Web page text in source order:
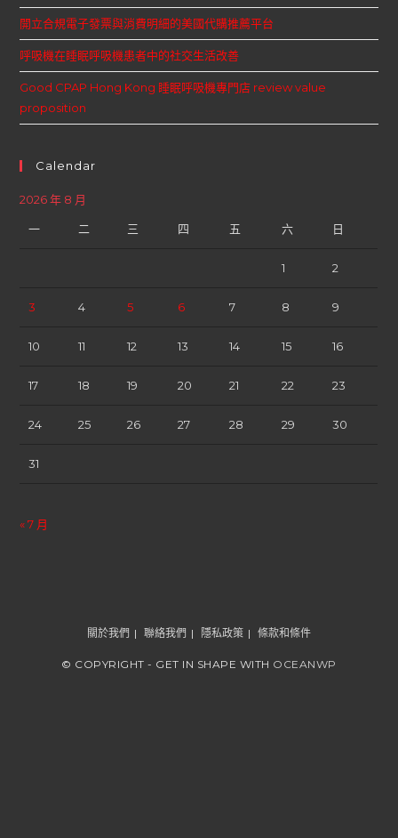
開立合規電子發票與消費明細的美國代購推薦平台
呼吸機在睡眠呼吸機患者中的社交生活改善
Good CPAP Hong Kong 睡眠呼吸機專門店 review value
proposition
Calendar
2026 年 8 月
一 二 三 四 五 六 日
1 2
3 4 5 6 7 8 9
10 11 12 13 14 15 16
17 18 19 20 21 22 23
24 25 26 27 28 29 30
31
« 7 月
關於我們 聯絡我們 隱私政策 條款和條件
© COPYRIGHT - GET IN SHAPE WITH OCEANWP